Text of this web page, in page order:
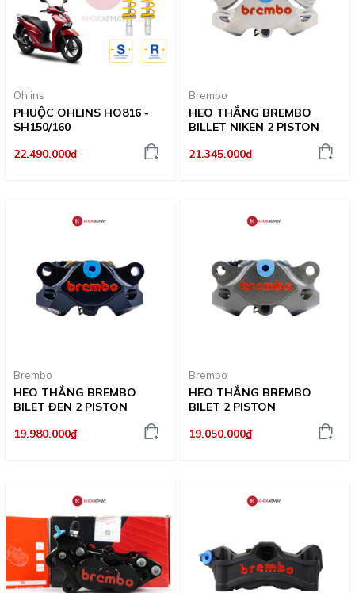
Ohlins
PHUỘC OHLINS HO816 -
SH150/160
22.490.000₫
Brembo
HEO THẮNG BREMBO
BILLET NIKEN 2 PISTON
21.345.000₫
Brembo
HEO THẮNG BREMBO
BILET ĐEN 2 PISTON
19.980.000₫
Brembo
HEO THẮNG BREMBO
BILET 2 PISTON
19.050.000₫